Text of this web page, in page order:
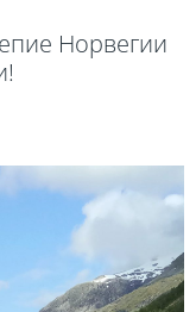
Норвегии